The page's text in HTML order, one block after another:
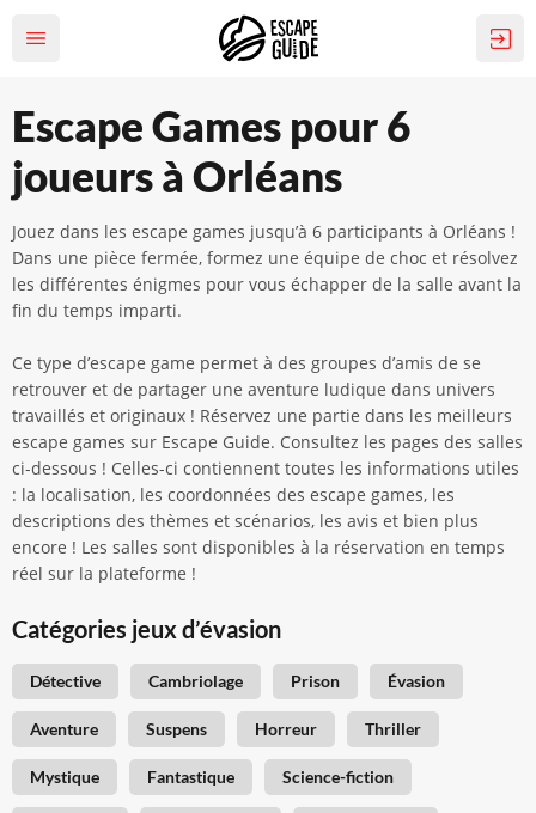
Escape Games pour 6
joueurs à Orléans
Jouez dans les escape games jusqu’à 6 participants à Orléans !
Dans une pièce fermée, formez une équipe de choc et résolvez
les différentes énigmes pour vous échapper de la salle avant la
fin du temps imparti.
Ce type d’escape game permet à des groupes d’amis de se
retrouver et de partager une aventure ludique dans univers
travaillés et originaux ! Réservez une partie dans les meilleurs
escape games sur Escape Guide. Consultez les pages des salles
ci-dessous ! Celles-ci contiennent toutes les informations utiles
: la localisation, les coordonnées des escape games, les
descriptions des thèmes et scénarios, les avis et bien plus
encore ! Les salles sont disponibles à la réservation en temps
réel sur la plateforme !
Catégories jeux d’évasion
Détective Cambriolage Prison Évasion
Aventure Suspens Horreur Thriller
Mystique Fantastique Science-fiction